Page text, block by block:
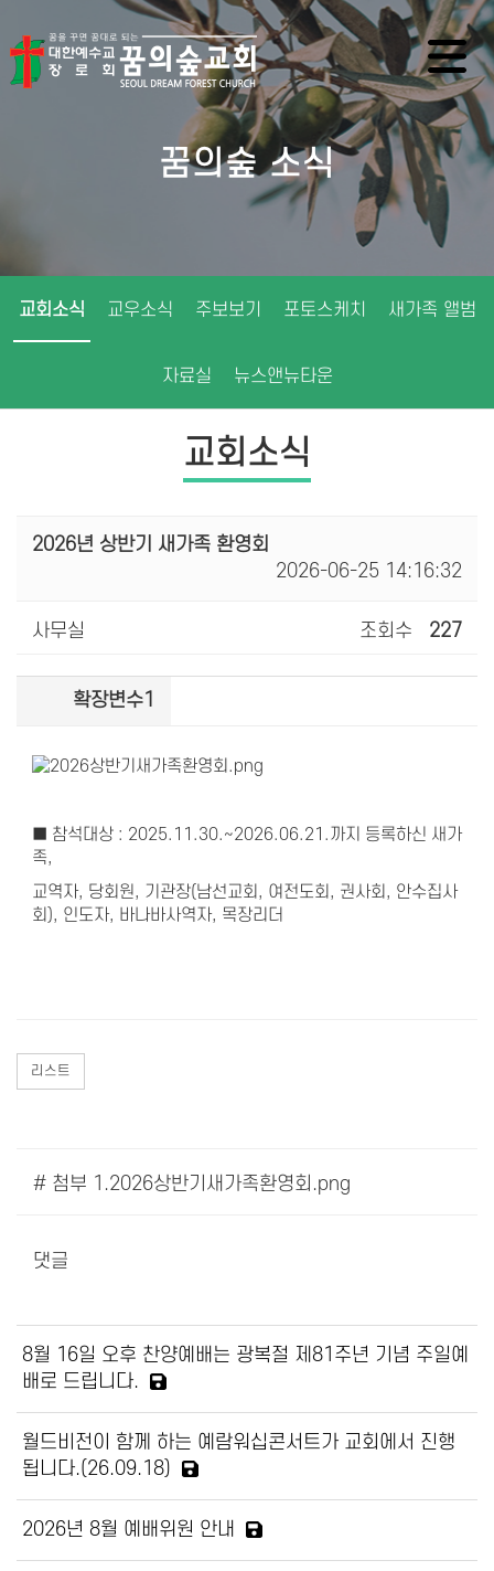
꿈의숲 소식
교회소식 교우소식 주보보기 포토스케치 새가족 앨범
자료실 뉴스앤뉴타운
교회소식
2026년 상반기 새가족 환영회
2026-06-25 14:16:32
사무실 조회수 227
확장변수1
■ 참석대상 : 2025.11.30.~2026.06.21.까지 등록하신 새가
족,
교역자, 당회원, 기관장(남선교회, 여전도회, 권사회, 안수집사
회), 인도자, 바나바사역자, 목장리더
리스트
# 첨부 1.2026상반기새가족환영회.png
댓글
8월 16일 오후 찬양예배는 광복절 제81주년 기념 주일예
배로 드립니다.
월드비전이 함께 하는 예람워십콘서트가 교회에서 진행
됩니다.(26.09.18)
2026년 8월 예배위원 안내